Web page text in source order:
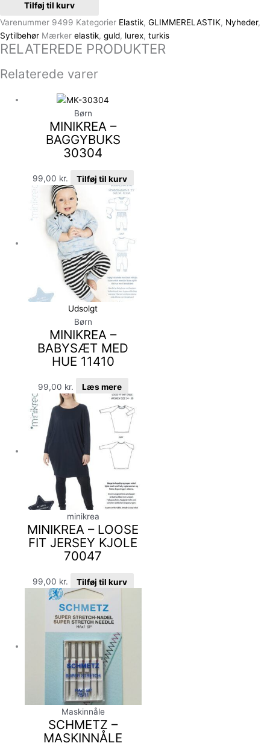
Tilføj til kurv
Varenummer 9499 Kategorier Elastik, GLIMMERELASTIK, Nyheder,
Sytilbehør Mærker elastik, guld, lurex, turkis
RELATEREDE PRODUKTER
Relaterede varer
Børn
MINIKREA –
BAGGYBUKS
30304
99,00 kr. Tilføj til kurv
Udsolgt
Børn
MINIKREA –
BABYSÆT MED
HUE 11410
99,00 kr. Læs mere
minikrea
MINIKREA – LOOSE
FIT JERSEY KJOLE
70047
99,00 kr. Tilføj til kurv
Maskinnåle
SCHMETZ –
MASKINNÅLE